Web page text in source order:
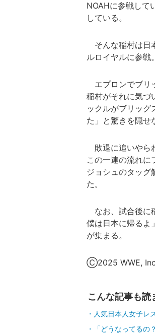
NOAHに参戦して
している。
そんな稲村は日
ルロイヤルに参戦
エプロンでブリ
稲村がそれに気づ
ックルがブリッグ
た」と驚きを隠せ
敗退に追いやら
この一連の流れに
ジョシュのタッ
た。
なお、試合後に
僕は日本に帰るよ
が集まる。
Ⓒ2025 WWE,
こんな記事も読
人気日本人女子レ
「どうなってるの